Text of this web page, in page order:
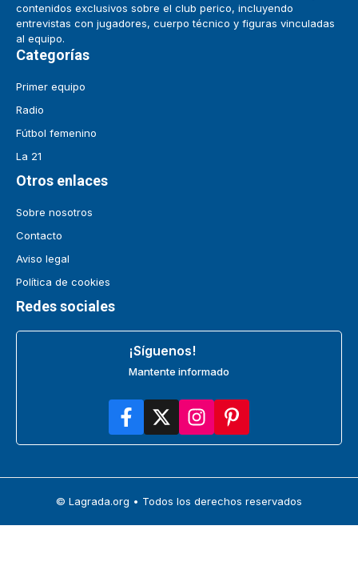
contenidos exclusivos sobre el club perico, incluyendo
entrevistas con jugadores, cuerpo técnico y figuras vinculadas
al equipo.
Categorías
Primer equipo
Radio
Fútbol femenino
La 21
Otros enlaces
Sobre nosotros
Contacto
Aviso legal
Política de cookies
Redes sociales
¡Síguenos!
Mantente informado
© Lagrada.org • Todos los derechos reservados